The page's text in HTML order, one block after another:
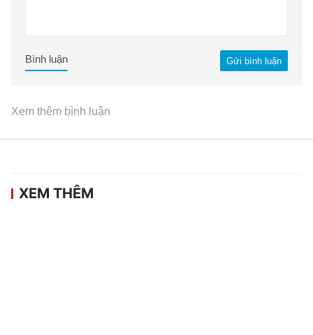
Gửi bình luận
Bình luận
Xem thêm bình luận
XEM THÊM